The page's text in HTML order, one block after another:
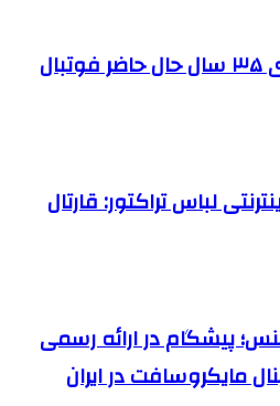
با ۱۵ بازیکن برتر بالای ۳۵ سال حال حاضر فوتبال
لباس تراکتور: قارتال
پیشگام در ارائه رسمی
مایکروسافت در ایران